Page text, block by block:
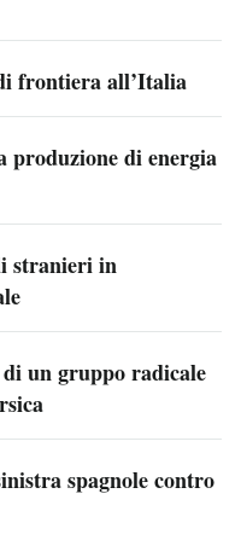
frontiera all’Italia
di energia
stranieri in
un gruppo radicale
spagnole contro